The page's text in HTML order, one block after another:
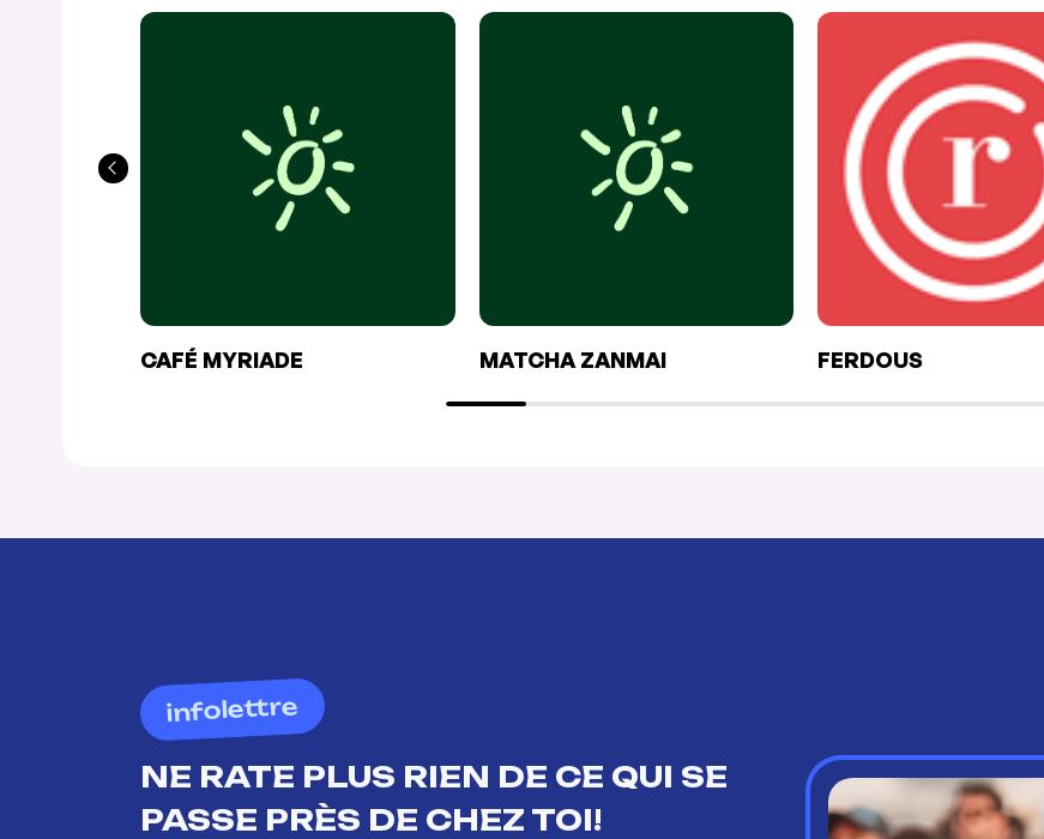
CAFÉ MYRIADE MATCHA ZANMAI FERDOUS
infolettre
NE RATE PLUS RIEN DE CE QUI SE
PASSE PRÈS DE CHEZ TOI!